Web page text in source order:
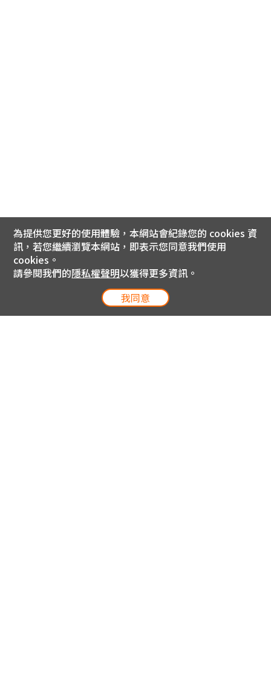
為提供您更好的使用體驗，本網站會紀錄您的 cookies 資
訊，若您繼續瀏覽本網站，即表示您同意我們使用
cookies。
請參閱我們的隱私權聲明以獲得更多資訊。
我同意